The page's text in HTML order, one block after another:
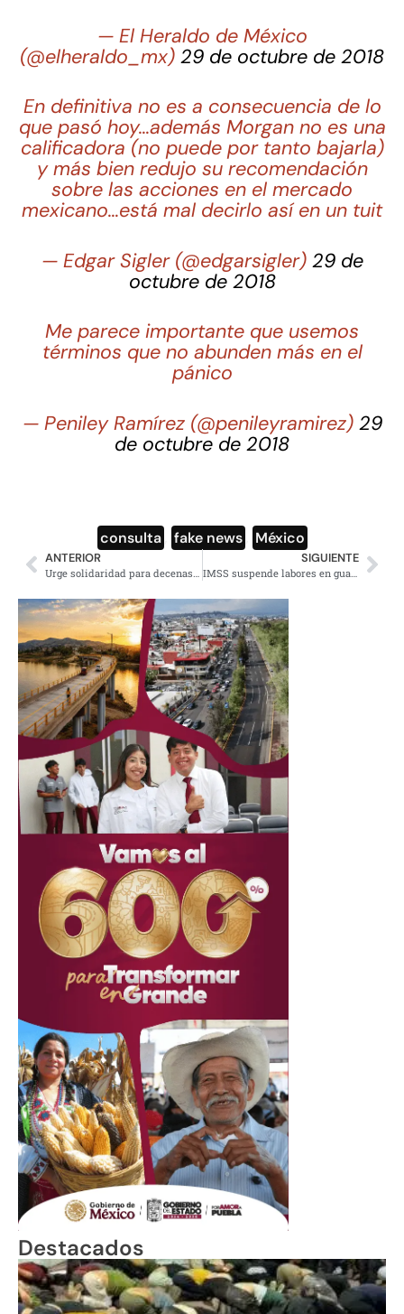
— El Heraldo de México
(@elheraldo_mx) 29 de octubre de 2018
En definitiva no es a consecuencia de lo
que pasó hoy…además Morgan no es una
calificadora (no puede por tanto bajarla)
y más bien redujo su recomendación
sobre las acciones en el mercado
mexicano…está mal decirlo así en un tuit
— Edgar Sigler (@edgarsigler) 29 de
octubre de 2018
Me parece importante que usemos
términos que no abunden más en el
pánico
— Peniley Ramírez (@penileyramirez) 29
de octubre de 2018
consulta fake news México
ANTERIOR SIGUIENTE
IMSS suspende labores en guarderías de la CDMX y Edomex por corte de agua
Destacados